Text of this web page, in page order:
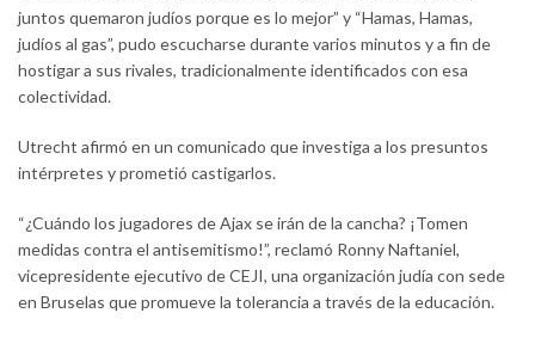
juntos quemaron judíos porque es lo mejor” y “Hamas, Hamas,
judíos al gas”, pudo escucharse durante varios minutos y a fin de
hostigar a sus rivales, tradicionalmente identificados con esa
colectividad.
Utrecht afirmó en un comunicado que investiga a los presuntos
intérpretes y prometió castigarlos.
“¿Cuándo los jugadores de Ajax se irán de la cancha? ¡Tomen
medidas contra el antisemitismo!”, reclamó Ronny Naftaniel,
vicepresidente ejecutivo de CEJI, una organización judía con sede
en Bruselas que promueve la tolerancia a través de la educación.